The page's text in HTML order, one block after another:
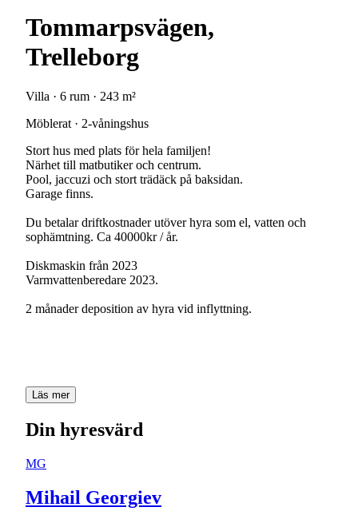
Tommarpsvägen,
Trelleborg
Villa · 6 rum · 243 m²
Möblerat · 2-våningshus
Stort hus med plats för hela familjen!
Närhet till matbutiker och centrum.
Pool, jaccuzi och stort trädäck på baksidan.
Garage finns.
Du betalar driftkostnader utöver hyra som el, vatten och
sophämtning. Ca 40000kr / år.
Diskmaskin från 2023
Varmvattenberedare 2023.
2 månader deposition av hyra vid inflyttning.
Läs mer
Din hyresvärd
MG
Mihail Georgiev